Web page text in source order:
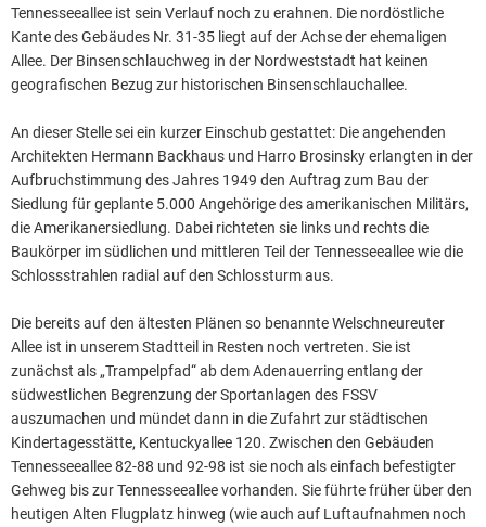
Tennesseeallee ist sein Verlauf noch zu erahnen. Die nordöstliche
Kante des Gebäudes Nr. 31-35 liegt auf der Achse der ehemaligen
Allee. Der Binsenschlauchweg in der Nordweststadt hat keinen
geografischen Bezug zur historischen Binsenschlauchallee.
An dieser Stelle sei ein kurzer Einschub gestattet: Die angehenden
Architekten Hermann Backhaus und Harro Brosinsky erlangten in der
Aufbruchstimmung des Jahres 1949 den Auftrag zum Bau der
Siedlung für geplante 5.000 Angehörige des amerikanischen Militärs,
die Amerikanersiedlung. Dabei richteten sie links und rechts die
Baukörper im südlichen und mittleren Teil der Tennesseeallee wie die
Schlossstrahlen radial auf den Schlossturm aus.
Die bereits auf den ältesten Plänen so benannte Welschneureuter
Allee ist in unserem Stadtteil in Resten noch vertreten. Sie ist
zunächst als „Trampelpfad“ ab dem Adenauerring entlang der
südwestlichen Begrenzung der Sportanlagen des FSSV
auszumachen und mündet dann in die Zufahrt zur städtischen
Kindertagesstätte, Kentuckyallee 120. Zwischen den Gebäuden
Tennesseeallee 82-88 und 92-98 ist sie noch als einfach befestigter
Gehweg bis zur Tennesseeallee vorhanden. Sie führte früher über den
heutigen Alten Flugplatz hinweg (wie auch auf Luftaufnahmen noch